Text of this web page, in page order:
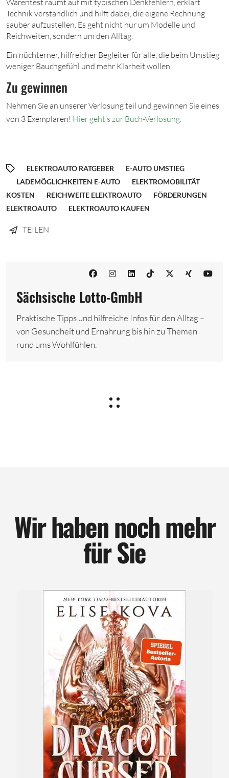
Technik verständlich und hilft dabei, die eigene Rechnung
sauber aufzustellen. Es geht nicht nur um Modelle und
Reichweiten, sondern um den Alltag.
Ein nüchterner, hilfreicher Begleiter für alle, die beim Umstieg
weniger Bauchgefühl und mehr Klarheit wollen.
Zu gewinnen
Nehmen Sie an unserer Verlosung teil und gewinnen Sie eines
von 3 Exemplaren! Hier geht’s zur Buch-Verlosung
ELEKTROAUTO RATGEBER
E-AUTO UMSTIEG
LADEMÖGLICHKEITEN E-AUTO
ELEKTROMOBILITÄT
KOSTEN
REICHWEITE ELEKTROAUTO
FÖRDERUNGEN
ELEKTROAUTO
ELEKTROAUTO KAUFEN
TEILEN
Sächsische Lotto-GmbH
Praktische Tipps und hilfreiche Infos für den Alltag –
von Gesundheit und Ernährung bis hin zu Themen
rund ums Wohlfühlen.
Wir haben noch mehr
für Sie